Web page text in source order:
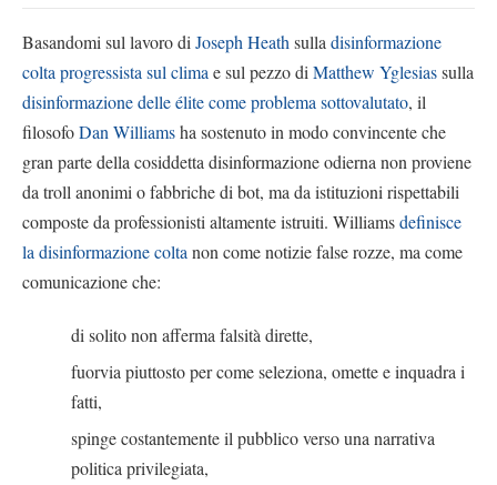
Basandomi sul lavoro di Joseph Heath sulla disinformazione
colta progressista sul clima e sul pezzo di Matthew Yglesiassulla
disinformazione delle élite come problema sottovalutato, il
filosofoDan Williamsha sostenuto in modo convincente che
gran parte della cosiddetta disinformazione odierna non proviene
da troll anonimi o fabbriche di bot, ma da istituzioni rispettabili
composte da professionisti altamente istruiti. Williamsdefinisce
la disinformazione colta non come notizie false rozze, ma come
comunicazione che:
di solito non afferma falsità dirette,
fuorvia piuttosto per come seleziona, omette e inquadra i
fatti,
spinge costantemente il pubblico verso una narrativa
politica privilegiata,